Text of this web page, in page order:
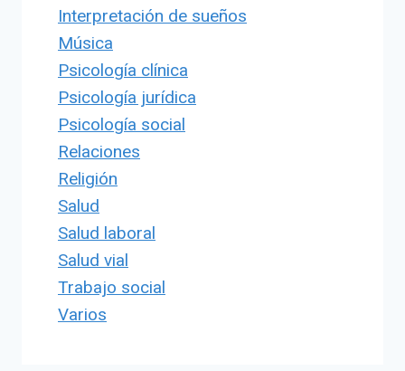
Interpretación de sueños
Música
Psicología clínica
Psicología jurídica
Psicología social
Relaciones
Religión
Salud
Salud laboral
Salud vial
Trabajo social
Varios